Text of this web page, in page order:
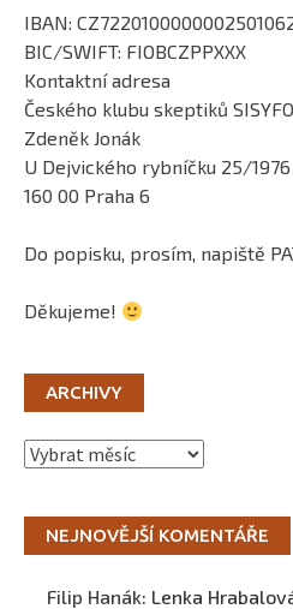
IBAN:
BIC/SWIFT: FIOBCZPPXXX
Kontaktní adresa
Českého klubu skeptiků
Zdeněk Jonák
U Dejvického rybníčku 25/1976
160 00 Praha 6
Do popisku, prosím, napiště
Děkujeme!
ARCHIVY
Archivy
NEJNOVĚJŠÍ KOMENTÁŘE
Filip Hanák: Lenka